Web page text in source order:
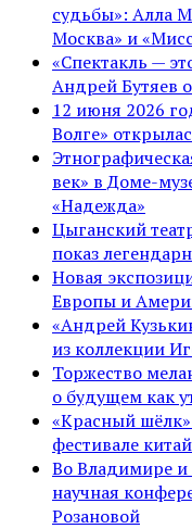
судьбы»: Алла
Москва» и
«Спектакль —
Андрей Бутяев
12 июня 2026
Волге»
век» в Доме-
«Надежда»
Цыганский
показ
Новая
Европы и
«Андрей
из коллекции
Торжество
о будущем как
«Красный
фестивале
Во Владимире и
научная
Розановой